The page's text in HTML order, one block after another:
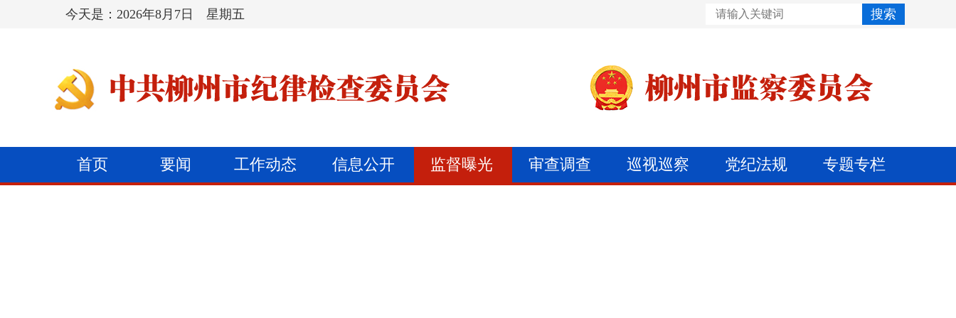
搜索
今天是： 2026年8月7日 星期五
首页 要闻 工作动态 信息公开 监督曝光 审查调查 巡视巡察 党纪法规 专题专栏